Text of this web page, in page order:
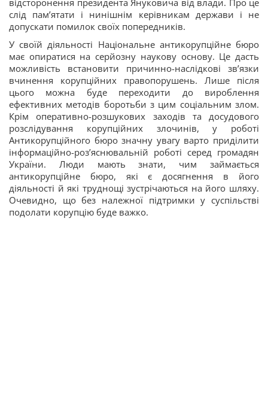
слід пам’ятати і нинішнім керівникам держави і не
допускати помилок своїх попередників.
У своїй діяльності Національне антикорупційне бюро
має опиратися на серйозну наукову основу. Це дасть
можливість встановити причинно-наслідкові зв’язки
вчинення корупційних правопорушень. Лише після
цього можна буде переходити до вироблення
ефективних методів боротьби з цим соціальним злом.
Крім оперативно-розшукових заходів та досудового
розслідування корупційних злочинів, у роботі
Антикорупційного бюро значну увагу варто приділити
інформаційно-роз’яснювальній роботі серед громадян
України. Люди мають знати, чим займається
антикорупційне бюро, які є досягнення в його
діяльності й які труднощі зустрічаються на його шляху.
Очевидно, що без належної підтримки у суспільстві
подолати корупцію буде важко.